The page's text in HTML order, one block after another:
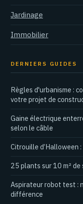
Jardinage
Immobilier
DERNIERS GUIDES
Règles d'urbanisme :
votre projet de
Gaine électrique
selon le câble
Citrouille d’Halloween
25 plants sur 10 m²
Aspirateur robot test :
différence